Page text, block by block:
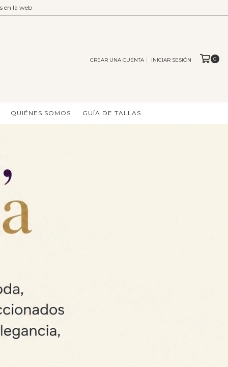
en la web
CREAR UNA CUENTA INICIAR SESIÓN 0
QUIÉNES SOMOS GUÍA DE TALLAS